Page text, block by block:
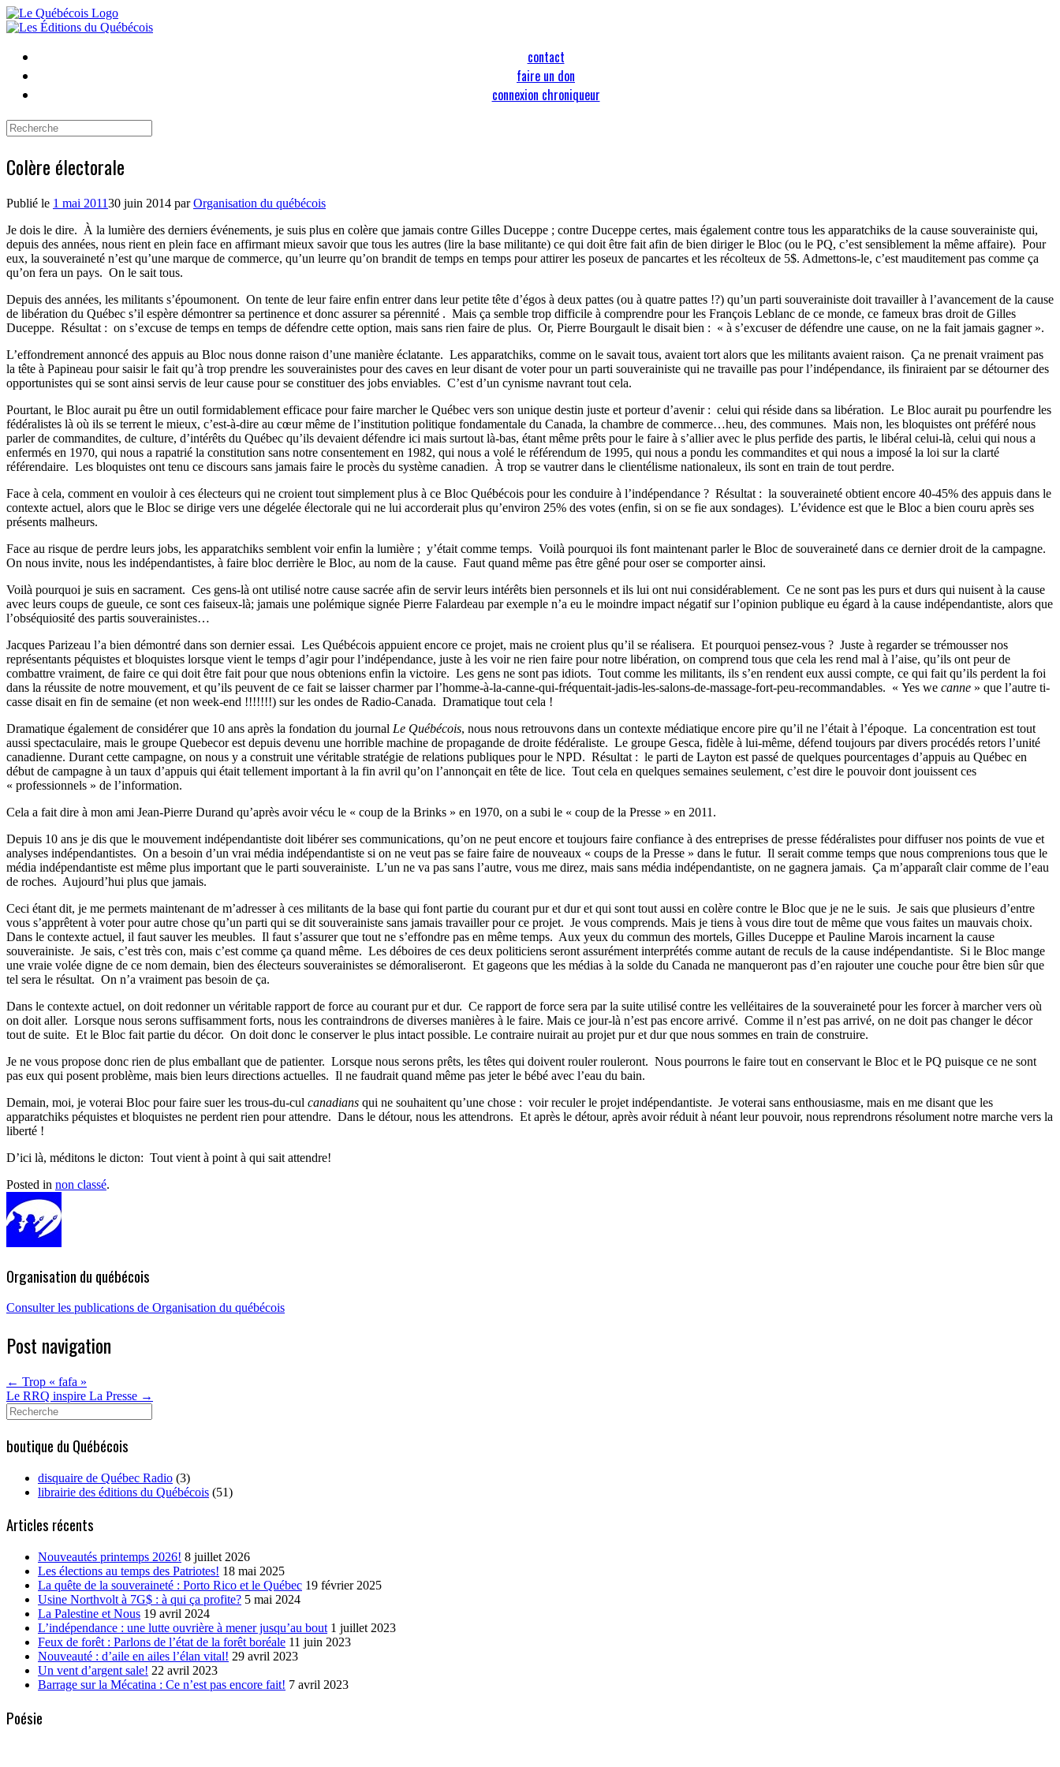
Skip
to
contact
faire un don
connexion chroniqueur
Search
Colère électorale
Publié le 1 mai 201130 juin 2014 parOrganisation du québécois
Je dois le dire. À la lumière des derniers événements, je suis plus en colère que jamais contre Gilles Duceppe ; contre Duceppe certes, mais également contre tous les apparatchiks de la cause souverainiste qui,
depuis des années, nous rient en plein face en affirmant mieux savoir que tous les autres (lire la base militante) ce qui doit être fait afin de bien diriger le Bloc (ou le PQ, c’est sensiblement la même affaire). Pour
eux, la souveraineté n’est qu’une marque de commerce, qu’un leurre qu’on brandit de temps en temps pour attirer les poseux de pancartes et les récolteux de 5$. Admettons-le, c’est mauditement pas comme ça
qu’on fera un pays. On le sait tous.
Depuis des années, les militants s’époumonent. On tente de leur faire enfin entrer dans leur petite tête d’égos à deux pattes (ou à quatre pattes !?) qu’un parti souverainiste doit travailler à l’avancement de la cause
de libération du Québec s’il espère démontrer sa pertinence et donc assurer sa pérennité . Mais ça semble trop difficile à comprendre pour les François Leblanc de ce monde, ce fameux bras droit de Gilles
Duceppe. Résultat : on s’excuse de temps en temps de défendre cette option, mais sans rien faire de plus. Or, Pierre Bourgault le disait bien : « à s’excuser de défendre une cause, on ne la fait jamais gagner ».
L’effondrement annoncé des appuis au Bloc nous donne raison d’une manière éclatante. Les apparatchiks, comme on le savait tous, avaient tort alors que les militants avaient raison. Ça ne prenait vraiment pas
la tête à Papineau pour saisir le fait qu’à trop prendre les souverainistes pour des caves en leur disant de voter pour un parti souverainiste qui ne travaille pas pour l’indépendance, ils finiraient par se détourner des
opportunistes qui se sont ainsi servis de leur cause pour se constituer des jobs enviables. C’est d’un cynisme navrant tout cela.
Pourtant, le Bloc aurait pu être un outil formidablement efficace pour faire marcher le Québec vers son unique destin juste et porteur d’avenir : celui qui réside dans sa libération. Le Bloc aurait pu pourfendre les
fédéralistes là où ils se terrent le mieux, c’est-à-dire au cœur même de l’institution politique fondamentale du Canada, la chambre de commerce…heu, des communes. Mais non, les bloquistes ont préféré nous
parler de commandites, de culture, d’intérêts du Québec qu’ils devaient défendre ici mais surtout là-bas, étant même prêts pour le faire à s’allier avec le plus perfide des partis, le libéral celui-là, celui qui nous a
enfermés en 1970, qui nous a rapatrié la constitution sans notre consentement en 1982, qui nous a volé le référendum de 1995, qui nous a pondu les commandites et qui nous a imposé la loi sur la clarté
référendaire. Les bloquistes ont tenu ce discours sans jamais faire le procès du système canadien. À trop se vautrer dans le clientélisme nationaleux, ils sont en train de tout perdre.
Face à cela, comment en vouloir à ces électeurs qui ne croient tout simplement plus à ce Bloc Québécois pour les conduire à l’indépendance ? Résultat : la souveraineté obtient encore 40-45% des appuis dans le
contexte actuel, alors que le Bloc se dirige vers une dégelée électorale qui ne lui accorderait plus qu’environ 25% des votes (enfin, si on se fie aux sondages). L’évidence est que le Bloc a bien couru après ses
présents malheurs.
Face au risque de perdre leurs jobs, les apparatchiks semblent voir enfin la lumière ; y’était comme temps. Voilà pourquoi ils font maintenant parler le Bloc de souveraineté dans ce dernier droit de la campagne.
On nous invite, nous les indépendantistes, à faire bloc derrière le Bloc, au nom de la cause. Faut quand même pas être gêné pour oser se comporter ainsi.
Voilà pourquoi je suis en sacrament. Ces gens-là ont utilisé notre cause sacrée afin de servir leurs intérêts bien personnels et ils lui ont nui considérablement. Ce ne sont pas les purs et durs qui nuisent à la cause
avec leurs coups de gueule, ce sont ces faiseux-là; jamais une polémique signée Pierre Falardeau par exemple n’a eu le moindre impact négatif sur l’opinion publique eu égard à la cause indépendantiste, alors que
l’obséquiosité des partis souverainistes…
Jacques Parizeau l’a bien démontré dans son dernier essai. Les Québécois appuient encore ce projet, mais ne croient plus qu’il se réalisera. Et pourquoi pensez-vous ? Juste à regarder se trémousser nos
représentants péquistes et bloquistes lorsque vient le temps d’agir pour l’indépendance, juste à les voir ne rien faire pour notre libération, on comprend tous que cela les rend mal à l’aise, qu’ils ont peur de
combattre vraiment, de faire ce qui doit être fait pour que nous obtenions enfin la victoire. Les gens ne sont pas idiots. Tout comme les militants, ils s’en rendent eux aussi compte, ce qui fait qu’ils perdent la foi
dans la réussite de notre mouvement, et qu’ils peuvent de ce fait se laisser charmer par l’homme-à-la-canne-qui-fréquentait-jadis-les-salons-de-massage-fort-peu-recommandables. « Yes we canne » que l’autre ti-
casse disait en fin de semaine (et non week-end !!!!!!!) sur les ondes de Radio-Canada. Dramatique tout cela !
Dramatique également de considérer que 10 ans après la fondation du journal Le Québécois, nous nous retrouvons dans un contexte médiatique encore pire qu’il ne l’était à l’époque. La concentration est tout
aussi spectaculaire, mais le groupe Quebecor est depuis devenu une horrible machine de propagande de droite fédéraliste. Le groupe Gesca, fidèle à lui-même, défend toujours par divers procédés retors l’unité
canadienne. Durant cette campagne, on nous y a construit une véritable stratégie de relations publiques pour le NPD. Résultat : le parti de Layton est passé de quelques pourcentages d’appuis au Québec en
début de campagne à un taux d’appuis qui était tellement important à la fin avril qu’on l’annonçait en tête de lice. Tout cela en quelques semaines seulement, c’est dire le pouvoir dont jouissent ces
« professionnels » de l’information.
Cela a fait dire à mon ami Jean-Pierre Durand qu’après avoir vécu le « coup de la Brinks » en 1970, on a subi le « coup de la Presse » en 2011.
Depuis 10 ans je dis que le mouvement indépendantiste doit libérer ses communications, qu’on ne peut encore et toujours faire confiance à des entreprises de presse fédéralistes pour diffuser nos points de vue et
analyses indépendantistes. On a besoin d’un vrai média indépendantiste si on ne veut pas se faire faire de nouveaux « coups de la Presse » dans le futur. Il serait comme temps que nous comprenions tous que le
média indépendantiste est même plus important que le parti souverainiste. L’un ne va pas sans l’autre, vous me direz, mais sans média indépendantiste, on ne gagnera jamais. Ça m’apparaît clair comme de l’eau
de roches. Aujourd’hui plus que jamais.
Ceci étant dit, je me permets maintenant de m’adresser à ces militants de la base qui font partie du courant pur et dur et qui sont tout aussi en colère contre le Bloc que je ne le suis. Je sais que plusieurs d’entre
vous s’apprêtent à voter pour autre chose qu’un parti qui se dit souverainiste sans jamais travailler pour ce projet. Je vous comprends. Mais je tiens à vous dire tout de même que vous faites un mauvais choix.
Dans le contexte actuel, il faut sauver les meubles. Il faut s’assurer que tout ne s’effondre pas en même temps. Aux yeux du commun des mortels, Gilles Duceppe et Pauline Marois incarnent la cause
souverainiste. Je sais, c’est très con, mais c’est comme ça quand même. Les déboires de ces deux politiciens seront assurément interprétés comme autant de reculs de la cause indépendantiste. Si le Bloc mange
une vraie volée digne de ce nom demain, bien des électeurs souverainistes se démoraliseront. Et gageons que les médias à la solde du Canada ne manqueront pas d’en rajouter une couche pour être bien sûr que
tel sera le résultat. On n’a vraiment pas besoin de ça.
Dans le contexte actuel, on doit redonner un véritable rapport de force au courant pur et dur. Ce rapport de force sera par la suite utilisé contre les velléitaires de la souveraineté pour les forcer à marcher vers où
on doit aller. Lorsque nous serons suffisamment forts, nous les contraindrons de diverses manières à le faire. Mais ce jour-là n’est pas encore arrivé. Comme il n’est pas arrivé, on ne doit pas changer le décor
tout de suite. Et le Bloc fait partie du décor. On doit donc le conserver le plus intact possible. Le contraire nuirait au projet pur et dur que nous sommes en train de construire.
Je ne vous propose donc rien de plus emballant que de patienter. Lorsque nous serons prêts, les têtes qui doivent rouler rouleront. Nous pourrons le faire tout en conservant le Bloc et le PQ puisque ce ne sont
pas eux qui posent problème, mais bien leurs directions actuelles. Il ne faudrait quand même pas jeter le bébé avec l’eau du bain.
Demain, moi, je voterai Bloc pour faire suer les trous-du-cul canadians qui ne souhaitent qu’une chose : voir reculer le projet indépendantiste. Je voterai sans enthousiasme, mais en me disant que les
apparatchiks péquistes et bloquistes ne perdent rien pour attendre. Dans le détour, nous les attendrons. Et après le détour, après avoir réduit à néant leur pouvoir, nous reprendrons résolument notre marche vers la
liberté !
D’ici là, méditons le dicton: Tout vient à point à qui sait attendre!
Posted in non classé.
Organisation du québécois
Consulter les publications de Organisation du québécois
Post navigation
← Trop « fafa »
Le RRQ inspire La Presse →
Search
for:
boutique du Québécois
disquaire de Québec Radio (3)
librairie des éditions du Québécois (51)
Articles récents
Nouveautés printemps 2026! 8 juillet 2026
Les élections au temps des Patriotes! 18 mai 2025
La quête de la souveraineté : Porto Rico et le Québec 19 février 2025
Usine Northvolt à 7G$ : à qui ça profite? 5 mai 2024
La Palestine et Nous 19 avril 2024
L’indépendance : une lutte ouvrière à mener jusqu’au bout 1 juillet 2023
Feux de forêt : Parlons de l’état de la forêt boréale 11 juin 2023
Nouveauté : d’aile en ailes l’élan vital! 29 avril 2023
Un vent d’argent sale! 22 avril 2023
Barrage sur la Mécatina : Ce n’est pas encore fait! 7 avril 2023
Poésie